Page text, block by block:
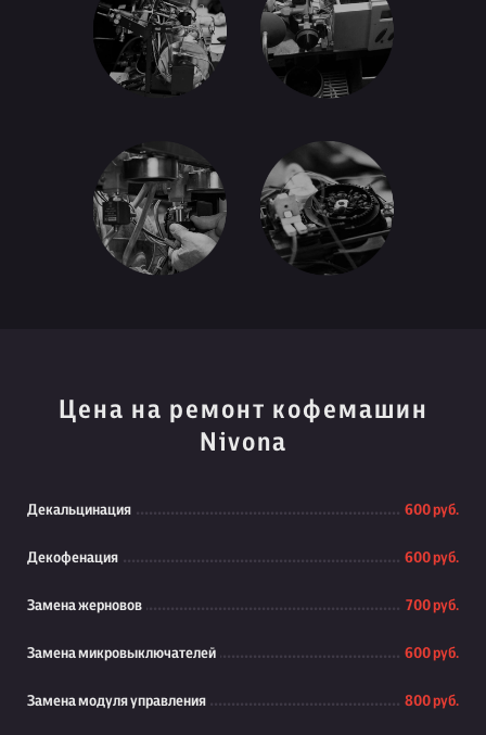
Цена на ремонт кофемашин
Nivona
Декальцинация 600 руб.
Декофенация 600 руб.
Замена жерновов 700 руб.
Замена микровыключателей 600 руб.
Замена модуля управления 800 руб.